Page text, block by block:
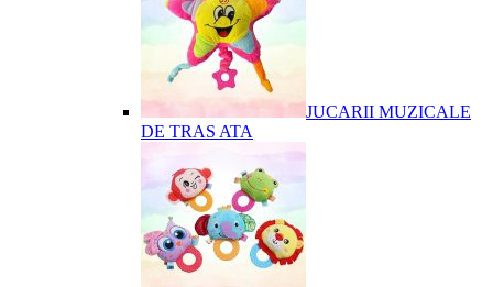
JUCARII MUZICALE
DE TRAS ATA